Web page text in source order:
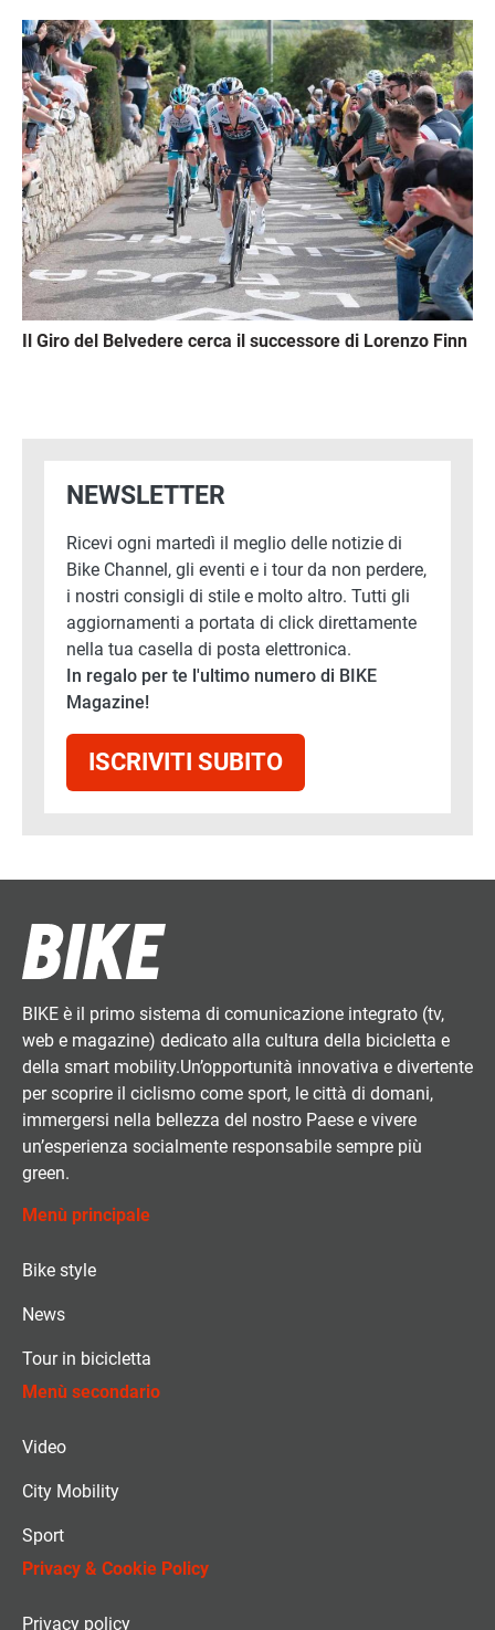
Immagine
Il Giro del Belvedere cerca il successore di Lorenzo Finn
NEWSLETTER
Ricevi ogni martedì il meglio delle notizie di
Bike Channel, gli eventi e i tour da non perdere,
i nostri consigli di stile e molto altro. Tutti gli
aggiornamenti a portata di click direttamente
nella tua casella di posta elettronica.
In regalo per te l'ultimo numero di BIKE
Magazine!
ISCRIVITI SUBITO
BIKE è il primo sistema di comunicazione integrato (tv,
web e magazine) dedicato alla cultura della bicicletta e
della smart mobility.Un’opportunità innovativa e divertente
per scoprire il ciclismo come sport, le città di domani,
immergersi nella bellezza del nostro Paese e vivere
un’esperienza socialmente responsabile sempre più
green.
Menù principale
Bike style
News
Tour in bicicletta
Menù secondario
Video
City Mobility
Sport
Privacy & Cookie Policy
Privacy policy